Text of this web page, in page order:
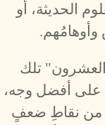
الحديثة، أو
تلك
على أفضل وجه،
من نقاطِ ضعفٍ